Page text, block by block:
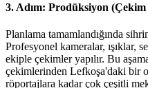
3. Adım: Prodüksiyon (Çekim
Planlama tamamlandığında
Profesyonel kameralar, ışıklar,
ekiple çekimler yapılır. Bu
çekimlerinden Lefkoşa'daki bir
röportajlara kadar çok çeşitli